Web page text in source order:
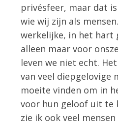
privésfeer, maar dat
wie wij zijn als
werkelijke, in het hart
alleen maar voor
leven we niet echt.
van veel diepgelovige
moeite vinden om in
voor hun geloof uit te
zie ik ook veel